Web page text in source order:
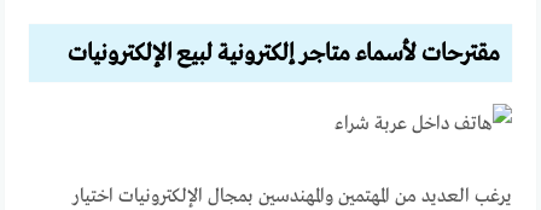
مقترحات لأسماء متاجر إلكترونية لبيع الإلكترونيات
يرغب العديد من المهتمين والمهندسين بمجال الإلكترونيات اختيار